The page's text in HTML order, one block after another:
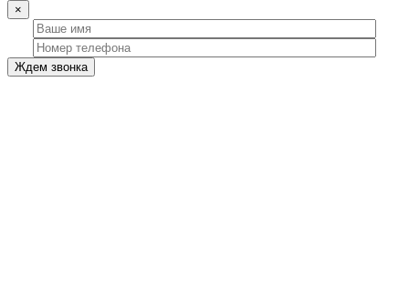
×
Ждем звонка